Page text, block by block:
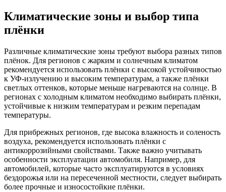
Климатические зоны и выбор типа
плёнки
Различные климатические зоны требуют выбора разных типов
плёнок. Для регионов с жарким и солнечным климатом
рекомендуется использовать плёнки с высокой устойчивостью
к УФ-излучению и высоким температурам, а также плёнки
светлых оттенков, которые меньше нагреваются на солнце. В
регионах с холодным климатом необходимо выбирать плёнки,
устойчивые к низким температурам и резким перепадам
температуры.
Для прибрежных регионов, где высока влажность и соленость
воздуха, рекомендуется использовать плёнки с
антикоррозийными свойствами. Также важно учитывать
особенности эксплуатации автомобиля. Например, для
автомобилей, которые часто эксплуатируются в условиях
бездорожья или на пересеченной местности, следует выбирать
более прочные и износостойкие плёнки.